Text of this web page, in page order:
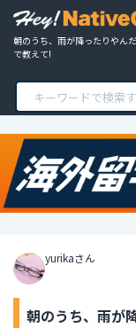
朝のうち、雨が降ったりやん
で教えて!
yurikaさん
朝のうち、雨が